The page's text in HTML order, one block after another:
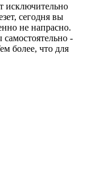
исключительно
сегодня вы
не напрасно.
самостоятельно -
более, что для